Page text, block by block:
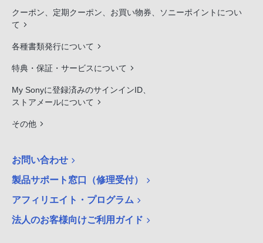
クーポン、定期クーポン、お買い物券、ソニーポイントについ
て
各種書類発行について
特典・保証・サービスについて
My Sonyに登録済みのサインインID、
ストアメールについて
その他
お問い合わせ
製品サポート窓口（修理受付）
アフィリエイト・プログラム
法人のお客様向けご利用ガイド